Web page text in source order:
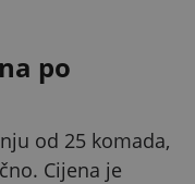
po
od 25 komada,
Cijena je